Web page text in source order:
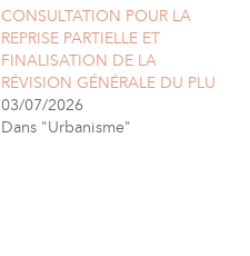
CONSULTATION POUR LA
REPRISE PARTIELLE ET
FINALISATION DE LA
RÉVISION GÉNÉRALE DU PLU
03/07/2026
Dans "Urbanisme"